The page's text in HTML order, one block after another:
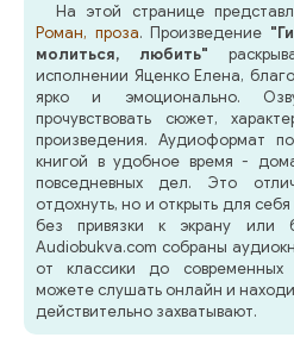
На этой странице
Роман, проза. Произведение
молиться, любить"
исполнении Яценко Елена,
ярко и эмоционально.
прочувствовать сюжет,
произведения. Аудиоформат
книгой в удобное время -
повседневных дел. Это
отдохнуть, но и открыть для
без привязки к экрану или
Audiobukva.com собраны
от классики до современных
можете слушать онлайн и
действительно захватывают.